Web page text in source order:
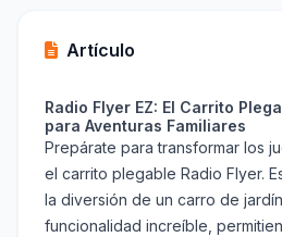
Artículo
Radio Flyer EZ: El Carrito
para Aventuras Familiares
Prepárate para transformar los
el carrito plegable Radio Flyer.
la diversión de un carro de
funcionalidad increíble,